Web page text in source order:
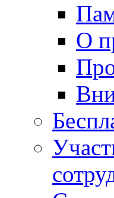
О